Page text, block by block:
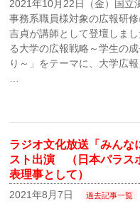
2021年10月22日（金）国立
事務系職員様対象の広報研
吉貞が講師として登壇しま
る大学の広報戦略～学生の
り～」をテーマに、大学広
ラジオ文化放送「みんな
スト出演 （日本パラス
表理事として）
2021年8月7日 過去記事一覧